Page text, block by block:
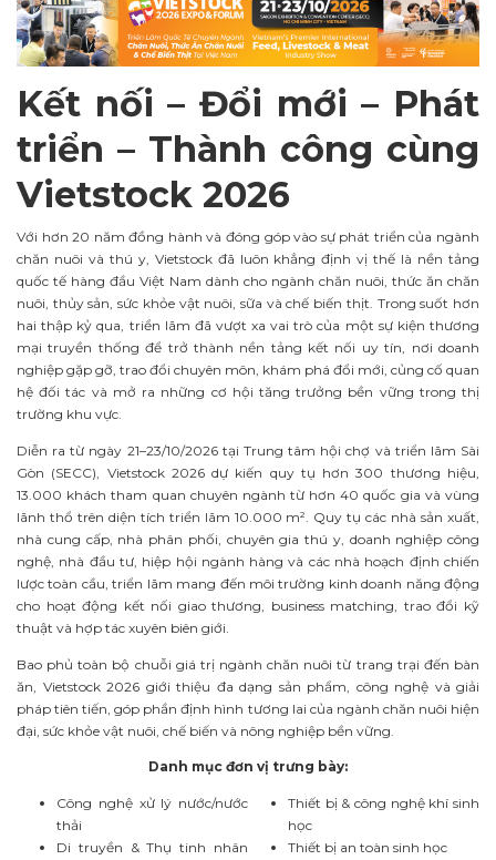
Kết nối – Đổi mới – Phát
triển – Thành công cùng
Vietstock 2026
Với hơn 20 năm đồng hành và đóng góp vào sự phát triển của ngành
chăn nuôi và thú y, Vietstock đã luôn khẳng định vị thế là nền tảng
quốc tế hàng đầu Việt Nam dành cho ngành chăn nuôi, thức ăn chăn
nuôi, thủy sản, sức khỏe vật nuôi, sữa và chế biến thịt. Trong suốt hơn
hai thập kỷ qua, triển lãm đã vượt xa vai trò của một sự kiện thương
mại truyền thống để trở thành nền tảng kết nối uy tín, nơi doanh
nghiệp gặp gỡ, trao đổi chuyên môn, khám phá đổi mới, củng cố quan
hệ đối tác và mở ra những cơ hội tăng trưởng bền vững trong thị
trường khu vực.
Diễn ra từ ngày 21–23/10/2026 tại Trung tâm hội chợ và triển lãm Sài
Gòn (SECC), Vietstock 2026 dự kiến quy tụ hơn 300 thương hiệu,
13.000 khách tham quan chuyên ngành từ hơn 40 quốc gia và vùng
lãnh thổ trên diện tích triển lãm 10.000 m². Quy tụ các nhà sản xuất,
nhà cung cấp, nhà phân phối, chuyên gia thú y, doanh nghiệp công
nghệ, nhà đầu tư, hiệp hội ngành hàng và các nhà hoạch định chiến
lược toàn cầu, triển lãm mang đến môi trường kinh doanh năng động
cho hoạt động kết nối giao thương, business matching, trao đổi kỹ
thuật và hợp tác xuyên biên giới.
Bao phủ toàn bộ chuỗi giá trị ngành chăn nuôi từ trang trại đến bàn
ăn, Vietstock 2026 giới thiệu đa dạng sản phẩm, công nghệ và giải
pháp tiên tiến, góp phần định hình tương lai của ngành chăn nuôi hiện
đại, sức khỏe vật nuôi, chế biến và nông nghiệp bền vững.
Danh mục đơn vị trưng bày:
Công nghệ xử lý nước/nước
thải
Di truyền & Thụ tinh nhân
Thiết bị & công nghệ khí sinh
học
Thiết bị an toàn sinh học